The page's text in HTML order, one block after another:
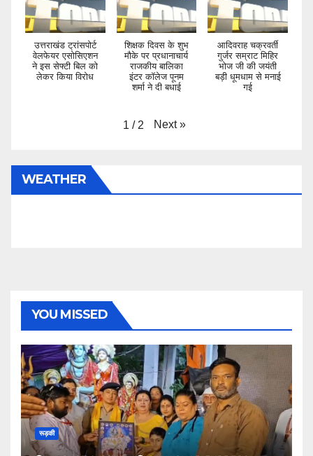
उत्तराखंड ट्रांसपोर्ट
वेलफेयर एसोसिएशन
ने इस सेफ्टी बिल को
लेकर किया विरोध
शिक्षक दिवस के शुभ
मौके पर प्रधानाचार्य
राजकीय बालिका
इंटर कॉलेज पूनम
शर्मा ने दी बधाई
आदिवराह चक्रवर्ती
गुर्जर सम्राट मिहिर
भोज जी की जयंती
बड़ी धूमधाम से मनाई
गई
1 / 2 Next »
WEATHER
YOU MISSED
रूड़की